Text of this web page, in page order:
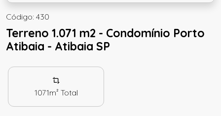
Código: 430
Terreno 1.071 m2 - Condomínio Porto
Atibaia - Atibaia SP
1071m² Total